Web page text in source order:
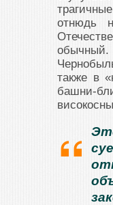
отнюдь
также в
башни-